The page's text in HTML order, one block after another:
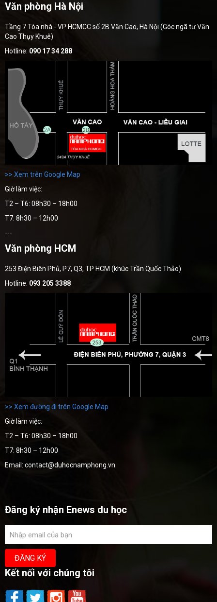
Văn phòng Hà Nội
Tầng 7 Tòa nhà - VP HCMCC số 2B Văn Cao, Hà Nội (Góc ngã tư Văn
Cao Thụy Khuê)
Hotline: 090 17 34 288
>> Xem trên Google Map
Giờ làm việc:
T2 – T6: 08h30 – 18h00
T7: 8h30 – 12h00
---
Văn phòng HCM
253 Điện Biên Phủ, P7, Q3, TP HCM (khúc Trần Quốc Thảo)
Hotline: 093 205 3388
>> Xem đường đi trên Google Map
Giờ làm việc:
T2 – T6: 08h30 – 18h00
T7: 8h30 – 12h00
Email: contact@duhocnamphong.vn
Đăng ký nhận Enews du học
Kết nối với chúng tôi